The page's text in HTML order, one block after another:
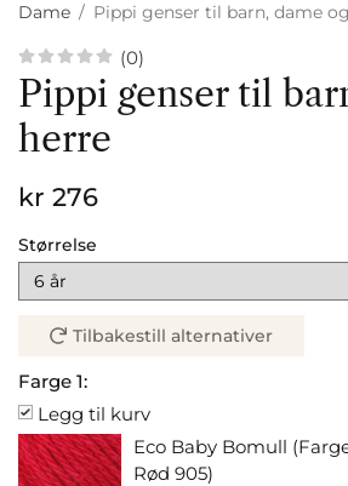
Dame / Pippi genser til barn, dame
(0)
Pippi genser til
herre
kr 276
Størrelse
Tilbakestill alternativer
Farge 1:
Legg til kurv
Eco Baby Bomull
Rød 905)